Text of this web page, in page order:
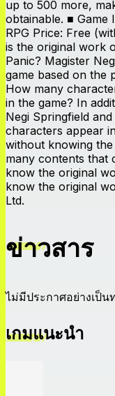
up to 500 more,
obtainable. ■ Game
RPG Price: Free
is the original work
Panic? Magister
game based on the
How many
in the game? In
Negi Springfield
characters appear
without knowing
many contents that
know the original
know the original
Ltd.
ข่าวสาร
ไม่มีประกาศอย่างเป็น
เกมแนะนำ